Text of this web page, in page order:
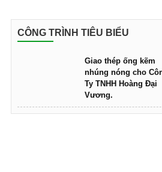
CÔNG TRÌNH TIÊU BIỂU
Giao thép ống kẽm
nhúng nóng cho
Ty TNHH Hoàng Đại
Vương.